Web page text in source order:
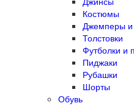
Костюмы
Джемперы и
Толстовки
Футболки и
Пиджаки
Рубашки
Шорты
Обувь